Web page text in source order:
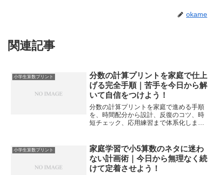
okame
関連記事
小学生算数プリント
分数の計算プリントを家庭で仕上
げる完全手順｜苦手を今日から解
いて自信をつけよう！
分数の計算プリントを家庭で進める手順
を、時間配分から設計、反復のコツ、時
短チェック、応用練習まで体系化しま
小学生算数プリント
家庭学習で小5算数のネタに迷わ
ない計画術｜今日から無理なく続
けて定着させよう！